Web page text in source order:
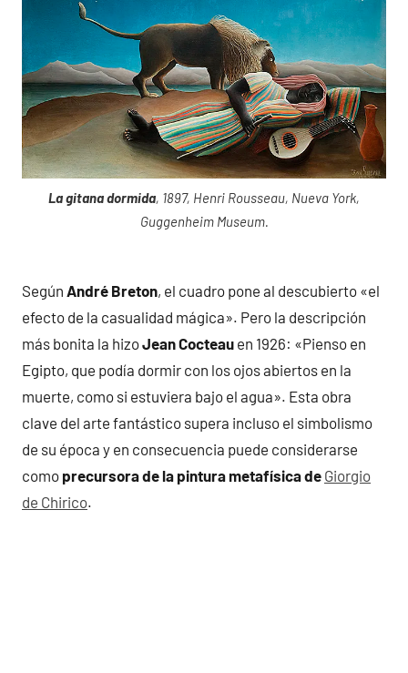
La gitana dormida, 1897, Henri Rousseau, Nueva York,
Guggenheim Museum.
Según André Breton, el cuadro pone al descubierto «el
efecto de la casualidad mágica». Pero la descripción
más bonita la hizoJean Cocteau en 1926: «Pienso en
Egipto, que podía dormir con los ojos abiertos en la
muerte, como si estuviera bajo el agua». Esta obra
clave del arte fantástico supera incluso el simbolismo
de su época y en consecuencia puede considerarse
como precursora de la pintura metafísica de Giorgio
de Chirico.